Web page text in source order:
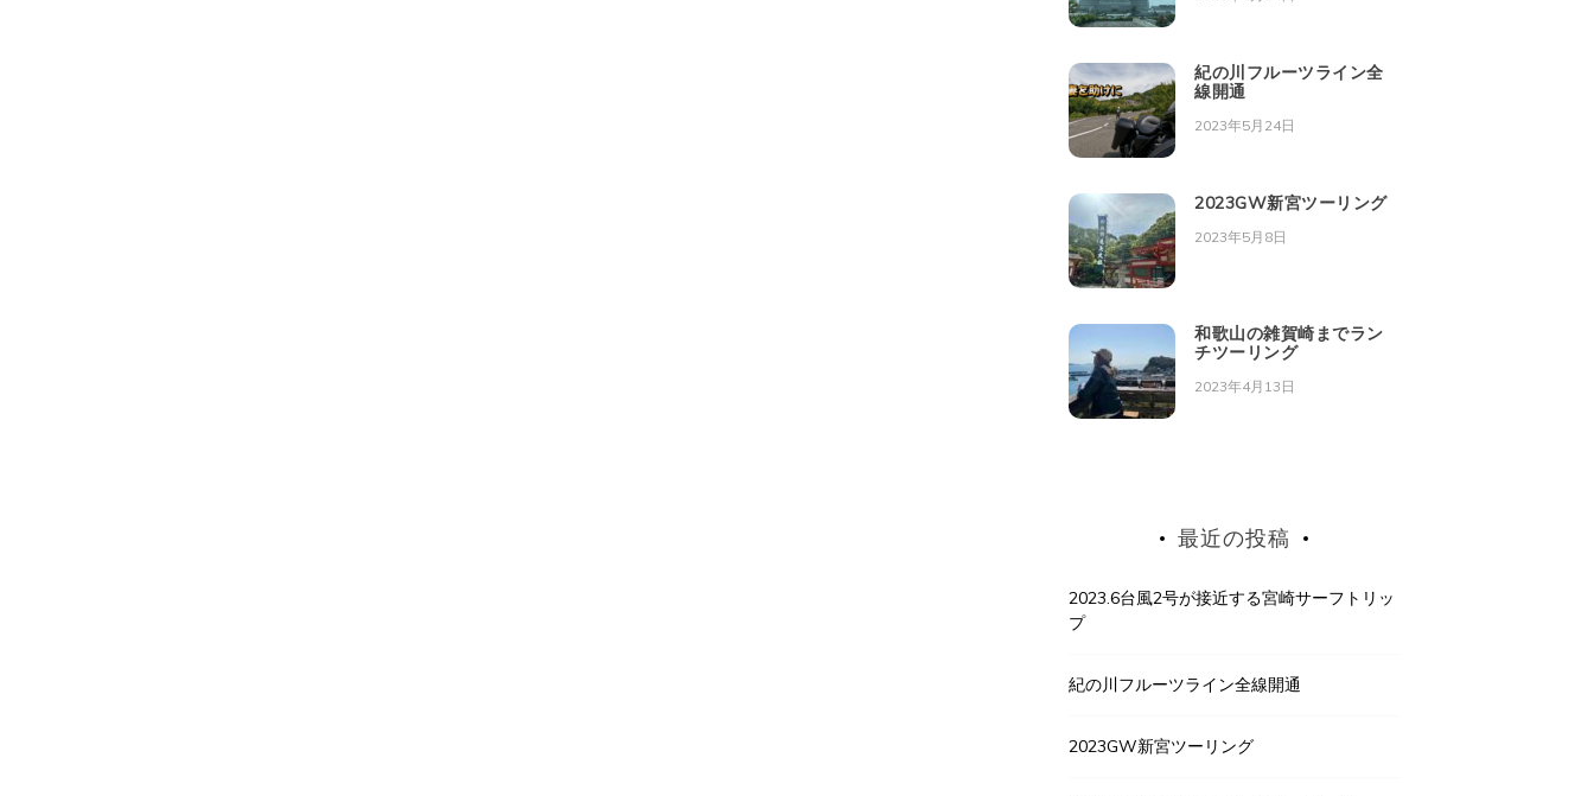
紀の川フルーツライン全
線開通
2023年5月24日
2023GW新宮ツーリング
2023年5月8日
和歌山の雑賀崎までラン
チツーリング
2023年4月13日
最近の投稿
2023.6台風2号が接近する宮崎サーフトリッ
プ
紀の川フルーツライン全線開通
2023GW新宮ツーリング